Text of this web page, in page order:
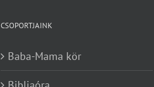
CSOPORTJAINK
Baba-Mama kör